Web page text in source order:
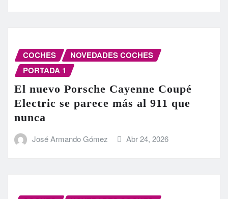
COCHES
NOVEDADES COCHES
PORTADA 1
El nuevo Porsche Cayenne Coupé
Electric se parece más al 911 que
nunca
José Armando Gómez Abr 24, 2026